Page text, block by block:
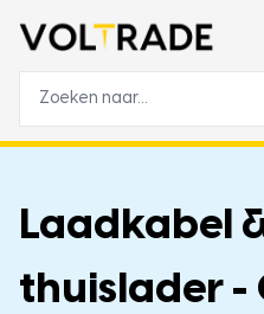
Laadkabel
thuislader -